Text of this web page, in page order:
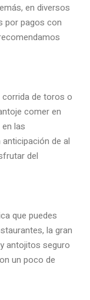
en diversos
por pagos con
de toros o
comer en
las
de al
del
que puedes
la gran
antojitos seguro
un poco de